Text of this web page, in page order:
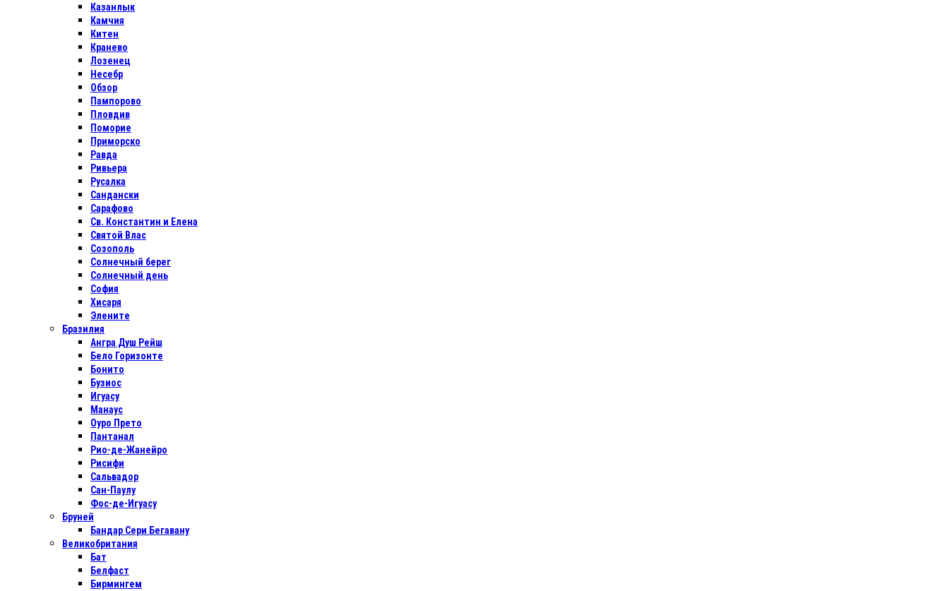
Казанлык
Камчия
Китен
Кранево
Лозенец
Несебр
Обзор
Пампорово
Пловдив
Поморие
Приморско
Равда
Ривьера
Русалка
Сандански
Сарафово
Св. Константин и Елена
Святой Влас
Созополь
Солнечный берег
Солнечный день
София
Хисаря
Элените
Бразилия
Ангра Душ Рейш
Бело Горизонте
Бонито
Бузиос
Игуасу
Манаус
Оуро Прето
Пантанал
Рио-де-Жанейро
Рисифи
Сальвадор
Сан-Паулу
Фос-де-Игуасу
Бруней
Бандар Сери Бегавану
Великобритания
Бат
Белфаст
Бирмингем